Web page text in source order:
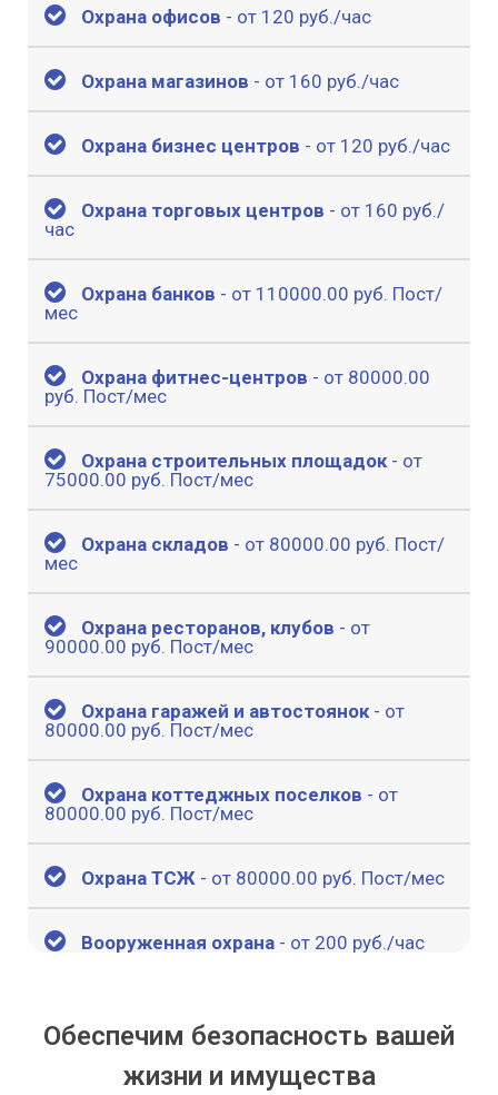
Охрана офисов - от 120 руб./час
Охрана магазинов - от 160 руб./час
Охрана бизнес центров - от 120 руб./час
Охрана торговых центров - от 160 руб./
час
Охрана банков - от 110000.00 руб. Пост/
мес
Охрана фитнес-центров - от 80000.00
руб. Пост/мес
Охрана строительных площадок- от
75000.00 руб. Пост/мес
Охрана складов - от 80000.00 руб. Пост/
мес
Охрана ресторанов, клубов - от
90000.00 руб. Пост/мес
Охрана гаражей и автостоянок- от
80000.00 руб. Пост/мес
Охрана коттеджных поселков - от
80000.00 руб. Пост/мес
Охрана ТСЖ - от 80000.00 руб. Пост/мес
Вооруженная охрана - от 200 руб./час
Обеспечим безопасность вашей
жизни и имущества